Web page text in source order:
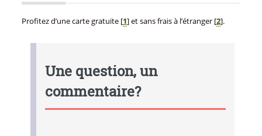
Profitez d’une carte gratuite[1]et sans frais à l’étranger[2].
Une question, un
commentaire?